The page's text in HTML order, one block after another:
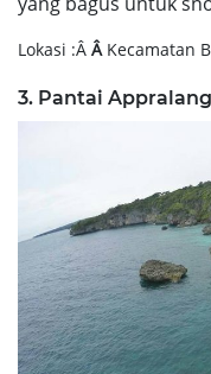
Lokasi :Â Â Kecamatan
3. Pantai Appralang